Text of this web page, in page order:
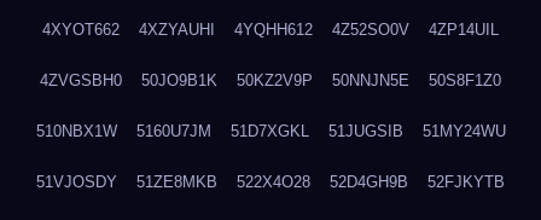
4XYOT662 4XZYAUHI 4YQHH612 4Z52SO0V 4ZP14UIL
4ZVGSBH0 50JO9B1K 50KZ2V9P 50NNJN5E 50S8F1Z0
510NBX1W 5160U7JM 51D7XGKL 51JUGSIB 51MY24WU
51VJOSDY 51ZE8MKB 522X4O28 52D4GH9B 52FJKYTB